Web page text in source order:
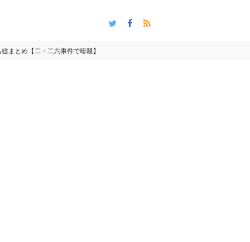
まとめ【二・二六事件で暗殺】